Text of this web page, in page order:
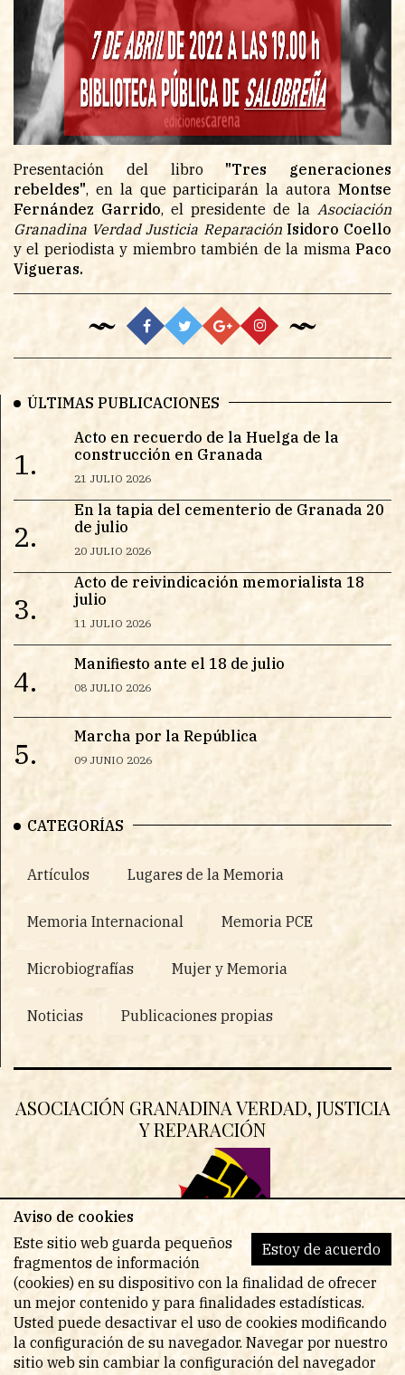
Presentación del libro "Tres generaciones
rebeldes", en la que participarán la autora Montse
Fernández Garrido, el presidente de la Asociación
Granadina Verdad Justicia Reparación Isidoro Coello
y el periodista y miembro también de la misma Paco
Vigueras.
ÚLTIMAS PUBLICACIONES
1.
Acto en recuerdo de la Huelga de la
construcción en Granada
21 JULIO 2026
2.
En la tapia del cementerio de Granada 20
de julio
20 JULIO 2026
3.
Acto de reivindicación memorialista 18
julio
11 JULIO 2026
4.
Manifiesto ante el 18 de julio
08 JULIO 2026
5.
Marcha por la República
09 JUNIO 2026
CATEGORÍAS
Artículos Lugares de la Memoria
Memoria Internacional Memoria PCE
Microbiografías Mujer y Memoria
Noticias Publicaciones propias
ASOCIACIÓN GRANADINA VERDAD, JUSTICIA
Y REPARACIÓN
Aviso de cookies
Estoy de acuerdo
Este sitio web guarda pequeños
fragmentos de información
(cookies) en su dispositivo con la finalidad de ofrecer
un mejor contenido y para finalidades estadísticas.
Usted puede desactivar el uso de cookies modificando
la configuración de su navegador. Navegar por nuestro
sitio web sin cambiar la configuración del navegador